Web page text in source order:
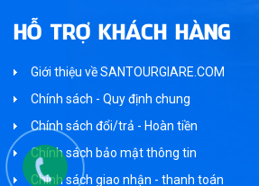
HỖ TRỢ KHÁCH HÀNG
Giới thiệu về SANTOURGIARE.COM
Chính sách - Quy định chung
Chính sách đổi/trả - Hoàn tiền
Chính sách bảo mật thông tin
Chính sách giao nhận - thanh toán